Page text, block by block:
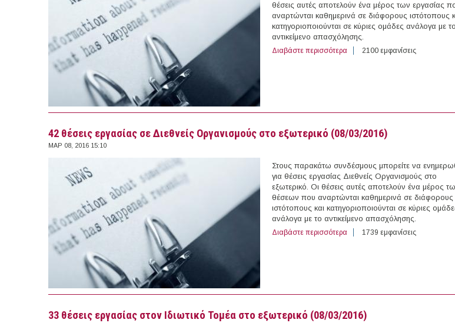
θέσεις αυτές αποτελούν ένα μέρος των εργασίας
αναρτώνται καθημερινά σε διάφορους ιστότοπους
κατηγοριοποιούνται σε κύριες ομάδες ανάλογα με το
αντικείμενο απασχόλησης.
Διαβάστε περισσότερα για 58 θέσεις εργασίας στον
2100 εμφανίσεις
42 θέσεις εργασίας σε Διεθνείς Οργανισμούς στο εξωτερικό (08/03/2016)
ΜΑΡ 08, 2016 15:10
Στους παρακάτω συνδέσμους μπορείτε να
για θέσεις εργασίας Διεθνείς Οργανισμούς στο
εξωτερικό. Οι θέσεις αυτές αποτελούν ένα μέρος
θέσεων που αναρτώνται καθημερινά σε διάφορους
ιστότοπους και κατηγοριοποιούνται σε κύριες
ανάλογα με το αντικείμενο απασχόλησης.
Διαβάστε περισσότερα για 42 θέσεις εργασίας σε
1739 εμφανίσεις
33 θέσεις εργασίας στον Ιδιωτικό Τομέα στο εξωτερικό (08/03/2016)